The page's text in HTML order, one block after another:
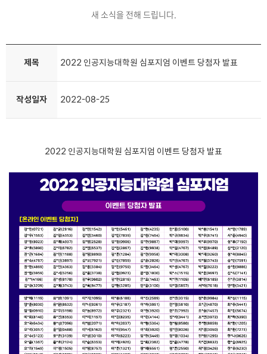
새 소식을 전해 드립니다.
제목 2022 인공지능대학원 심포지엄 이벤트 당첨자 발표
작성일자 2022-08-25
2022 인공지능대학원 심포지엄 이벤트 당첨자 발표